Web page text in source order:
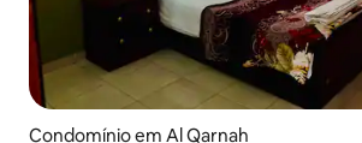
Condomínio em Al Qarnah